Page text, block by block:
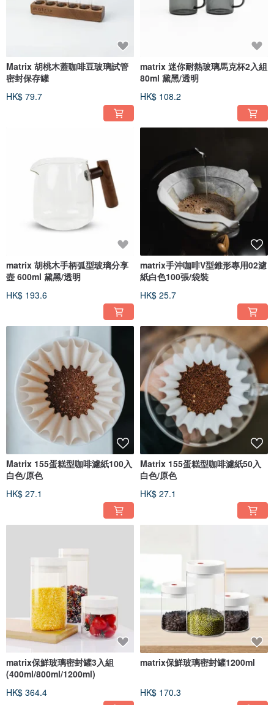
Matrix 胡桃木蓋咖啡豆玻璃試管
密封保存罐
HK$ 79.7
matrix 迷你耐熱玻璃馬克杯2入組
80ml 黛黑/透明
HK$ 108.2
matrix 胡桃木手柄弧型玻璃分享
壺 600ml 黛黑/透明
HK$ 193.6
matrix手沖咖啡V型錐形專用02濾
紙白色100張/袋裝
HK$ 25.7
Matrix 155蛋糕型咖啡濾紙100入
白色/原色
HK$ 27.1
Matrix 155蛋糕型咖啡濾紙50入
白色/原色
HK$ 27.1
matrix保鮮玻璃密封罐3入組
(400ml/800ml/1200ml)
HK$ 364.4
matrix保鮮玻璃密封罐1200ml
HK$ 170.3